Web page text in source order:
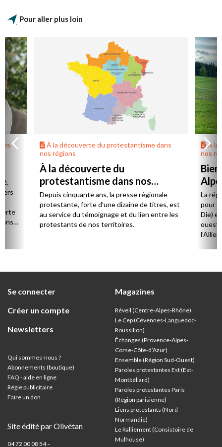
Pour aller plus loin
À la découverte du protestantisme dans
nos régions
À la découverte du
protestantisme dans nos
régions
Depuis cinquante ans, la presse régionale
protestante, forte d’une dizaine de titres, est
au service du témoignage et du lien entre les
protestants de nos territoires.
À la
nos
La
pour
Die)
ouest,
Se connecter
Créer un compte
Newsletters
Qui sommes-nous ?
Abonnements (boutique)
FAQ - aide en ligne
Régie publicitaire
Faire un don
Site édité par Olivétan
04 72 00 08 54 –
Magazines
Réveil (Centre-Alpes-Rhône)
Le Cep (Cévennes-Languedoc-
Roussillon)
Échanges (Provence-Alpes-
Corse-Côte-d’Azur)
Ensemble (Région Sud-Ouest)
Paroles protestantes Est (Est-
Montbéliard)
Paroles protestantes Paris
(Région parisienne)
Liens protestants (Nord-
Normandie)
Le Ralliement (Consistoire de
Mulhouse)